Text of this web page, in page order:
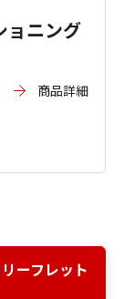
ニング
商品詳細
ーフレット